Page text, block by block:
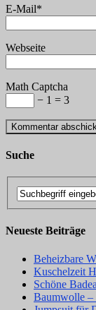
E-Mail*
Webseite
Math Captcha
− 1 = 3
Suche
Neueste Beiträge
Beheizbare
Kuschelzeit
Schöne
Baumwolle –